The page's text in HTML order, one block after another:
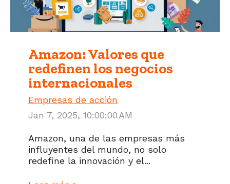
Amazon: Valores que
redefinen los negocios
internacionales
Empresas de acción
Jan 7, 2025, 10:00:00 AM
Amazon, una de las empresas más
influyentes del mundo, no solo
redefine la innovación y el...